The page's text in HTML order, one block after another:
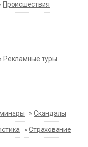
Происшествия
Рекламные туры
» Скандалы
» Страхование